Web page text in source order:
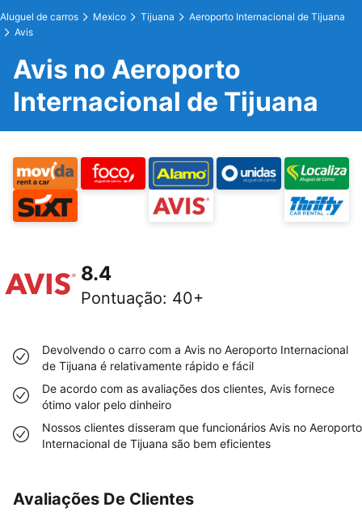
Aluguel de carros Mexico Tijuana
Aeroporto Internacional de Tijuana
Avis
Avis no Aeroporto
Internacional de Tijuana
8.4
Pontuação: 40+
Devolvendo o carro com a Avis no Aeroporto Internacional
de Tijuana é relativamente rápido e fácil
De acordo com as avaliações dos clientes, Avis fornece
ótimo valor pelo dinheiro
Nossos clientes disseram que funcionários Avis no Aeroporto
Internacional de Tijuana são bem eficientes
Avaliações De Clientes